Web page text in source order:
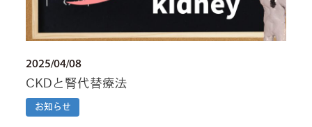
2025/04/08
CKDと腎代替療法
お知らせ